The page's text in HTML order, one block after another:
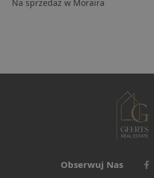
Na sprzedaż w Moraira
Obserwuj Nas